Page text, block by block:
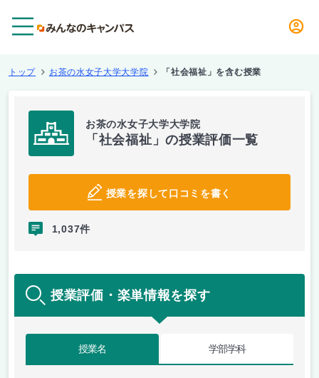
トップ お茶の水女子大学大学院 「社会福祉」を含む授業
お茶の水女子大学大学院
「社会福祉」の授業評価一覧
授業を探して口コミを書く
1,037件
授業評価・楽単情報を探す
授業名 学部学科